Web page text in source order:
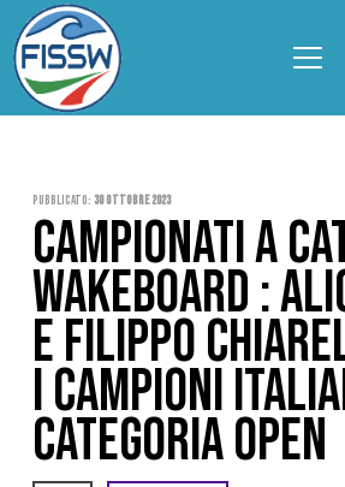
Pubblicato: 30 Ottobre 2023
CAMPIONATI A
WAKEBOARD :
E FILIPPO
I CAMPIONI
CATEGORIA OPEN